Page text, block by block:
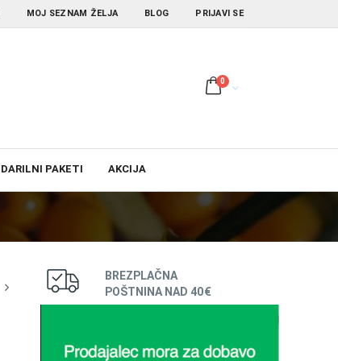
MOJ SEZNAM ŽELJA BLOG PRIJAVI SE
0
DARILNI PAKETI AKCIJA
BREZPLAČNA
POŠTNINA NAD 40€